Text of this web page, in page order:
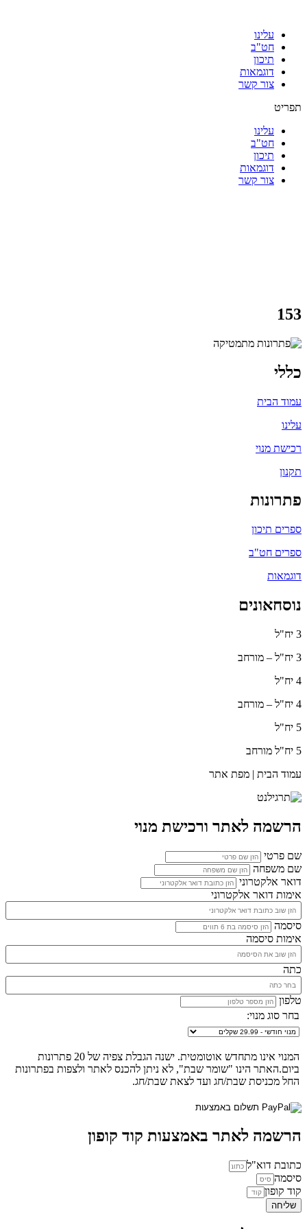
עלינו
חט"ב
תיכון
דוגמאות
צור קשר
תפריט
עלינו
חט"ב
תיכון
דוגמאות
צור קשר
153
כללי
עמוד הבית
עלינו
רכישת מנוי
תקנון
פתרונות
ספרים תיכון
ספרים חט"ב
דוגמאות
נוסחאונים
3 יח"ל
3 יח"ל – מורחב
4 יח"ל
4 יח"ל – מורחב
5 יח"ל
5 יח"ל מורחב
עמוד הבית | מפת אתר
הרשמה לאתר ורכישת מנוי
שם פרטי
שם משפחה
דואר אלקטרוני
אימות דואר אלקטרוני
סיסמה
אימות סיסמה
כתה
טלפון
בחר סוג מנוי:
המנוי אינו מתחדש אוטומטית. ישנה הגבלת צפיה של 20 פתרונות
ביום.האתר הינו "שומר שבת", לא ניתן להכנס לאתר ולצפות בפתרונות
החל מכניסת שבת/חג ועד לצאת שבת/חג.
הרשמה לאתר באמצעות קוד קופון
כתובת דוא"ל
סיסמה
קוד קופון
שליחה